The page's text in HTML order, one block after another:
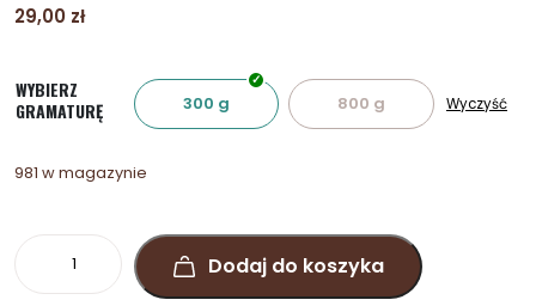
29,00 zł
WYBIERZ
GRAMATURĘ
300 g 800 g Wyczyść
981 w magazynie
ilość
Prezent
Dodaj do koszyka